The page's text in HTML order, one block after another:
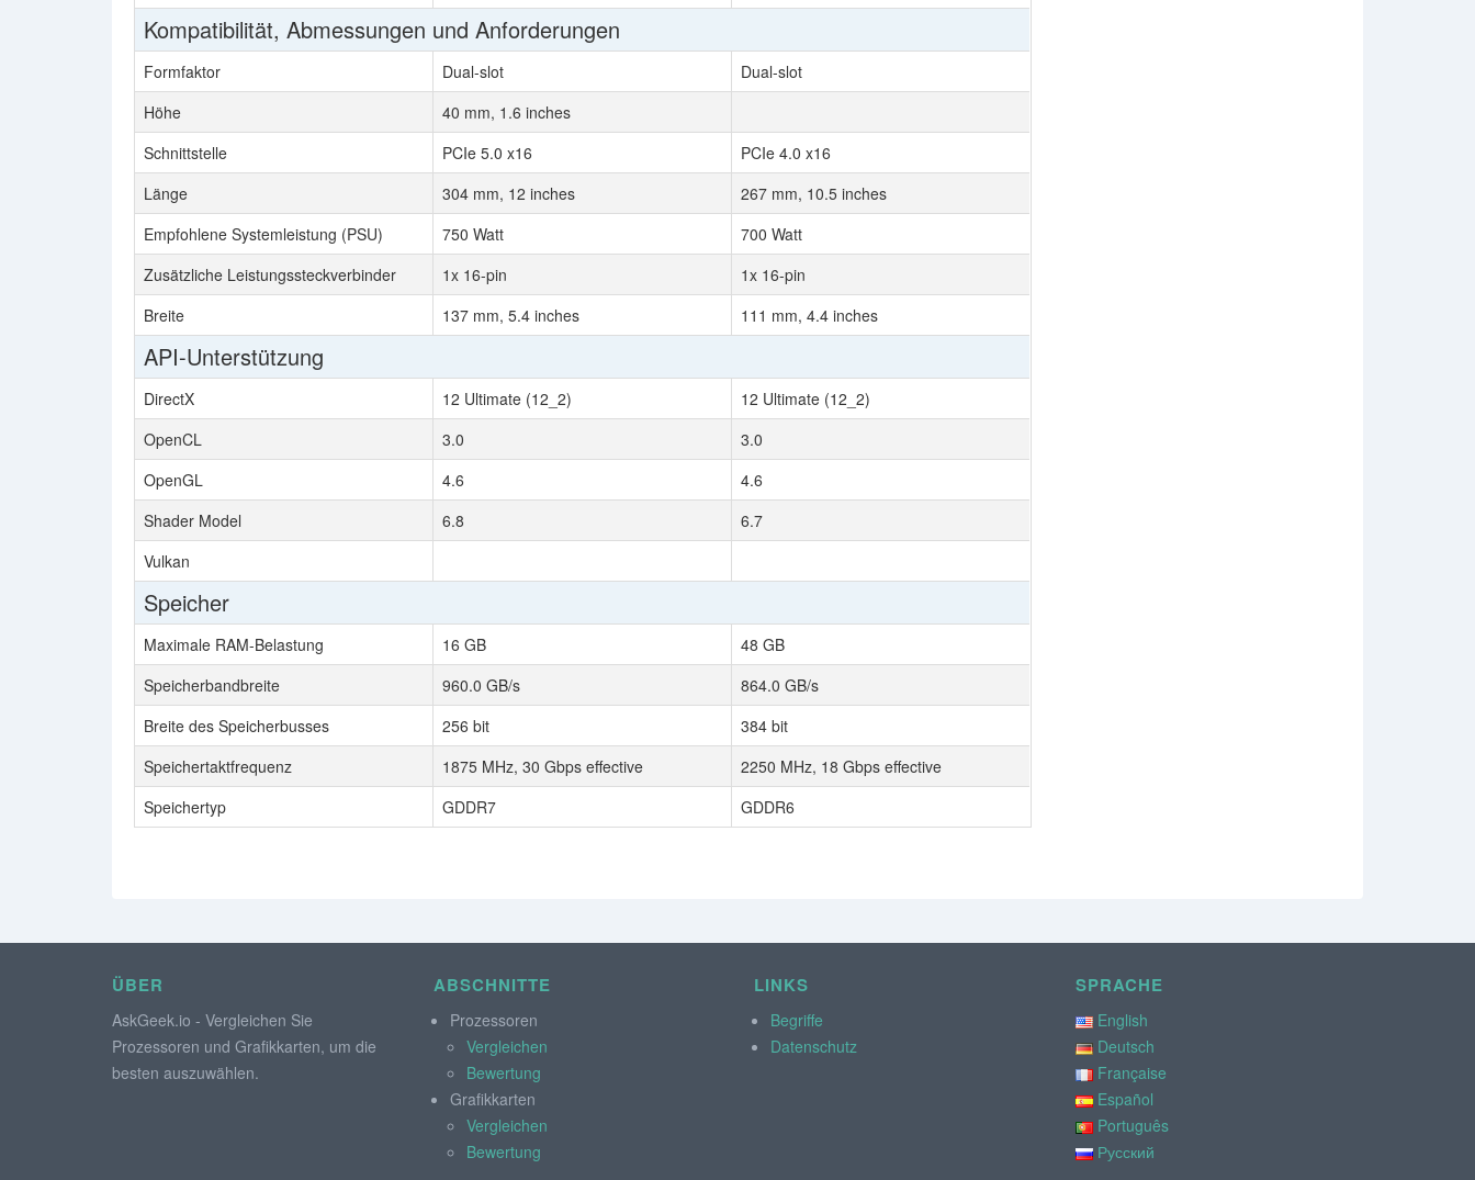
Kompatibilität, Abmessungen und Anforderungen
Formfaktor Dual-slot
Dual-slot
Höhe
40 mm, 1.6 inches
Schnittstelle
PCIe 5.0 x16
PCIe 4.0 x16
Länge
304 mm, 12 inches
267 mm, 10.5 inches
Empfohlene Systemleistung (PSU)
750 Watt
700 Watt
Zusätzliche Leistungssteckverbinder
1x 16-pin
1x 16-pin
Breite
137 mm, 5.4 inches 111 mm, 4.4 inches
API-Unterstützung
DirectX 12 Ultimate (12_2)
12 Ultimate (12_2)
OpenCL
3.0
3.0
OpenGL
4.6
4.6
Shader Model
6.8
6.7
Vulkan
Speicher
Maximale RAM-Belastung 16 GB
48 GB
Speicherbandbreite
960.0 GB/s
864.0 GB/s
Breite des Speicherbusses
256 bit
384 bit
Speichertaktfrequenz
1875 MHz, 30 Gbps effective
2250 MHz, 18 Gbps effective
Speichertyp
GDDR7 GDDR6
ÜBER
AskGeek.io - Vergleichen Sie
Prozessoren und Grafikkarten, um die
besten auszuwählen.
ABSCHNITTE
Prozessoren
Vergleichen
Bewertung
Grafikkarten
Vergleichen
Bewertung
LINKS
Begriffe
Datenschutz
SPRACHE
English
Deutsch
Française
Español
Português
Русский